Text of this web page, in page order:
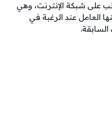
على شبكة الإنترنت، وهي
العامل عند الرغبة في
السابقة.